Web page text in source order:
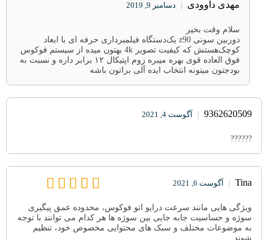
مهدی داوودی | دسامبر 9, 2019
سلام وقت بخیر
دوربین سونی z90 یک‌دستگاه فیلمبرداری حرفه ای با ابعاد
کوچک‌هستش که کیفیت تصویر 4k بهتون میده از سیستم فوکوس
فوق العاده قوی بهره میبره زوم اپتیکال ۱۲ برابر داره و نسبت به
بودجتون میتونه انتخاب ایده آلی براتون باشه
9362620509
| آگوست 4, 2021
??????
Tina
| آگوست 6, 2021
ویژگی هایی مانند سرعت درایو اتو فوکوس، محدوده عمق پیگیری
سوژه و حساسیت جابه جایی بین سوژه ها هر کدام می توانند با توجه
به موضوعات مختلف و سبک های محتوایی مخصوص خود، تنظیم
شوند